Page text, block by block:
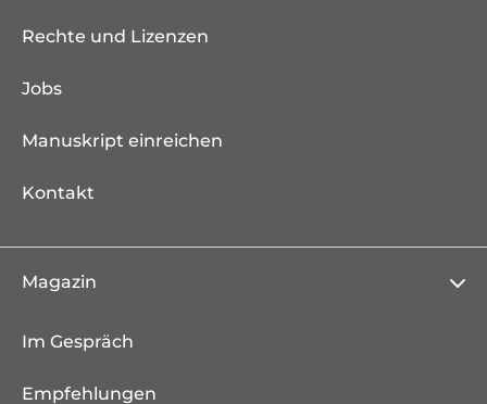
Rechte und Lizenzen
Jobs
Manuskript einreichen
Kontakt
Magazin
Im Gespräch
Empfehlungen